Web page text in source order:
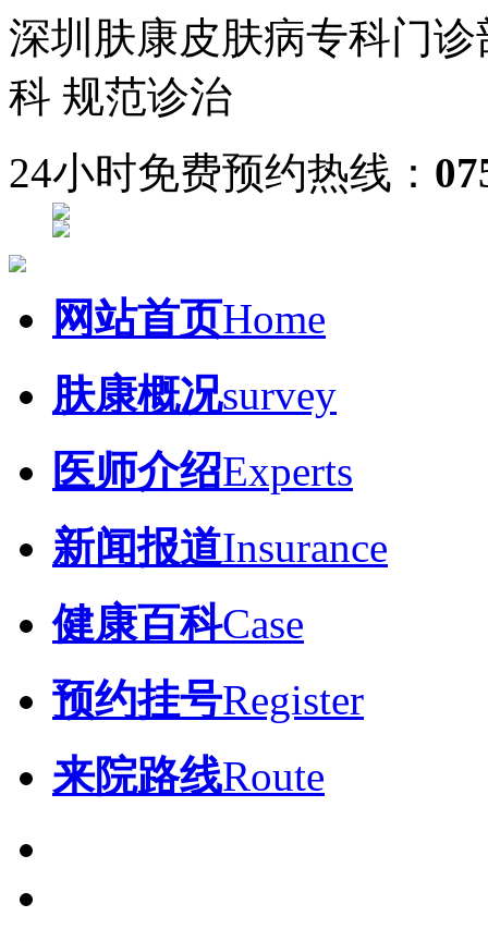
深圳肤康皮肤病专科门诊
科 规范诊治
24小时免费预约热线：
网站首页Home
肤康概况survey
医师介绍Experts
新闻报道Insurance
健康百科Case
预约挂号Register
来院路线Route